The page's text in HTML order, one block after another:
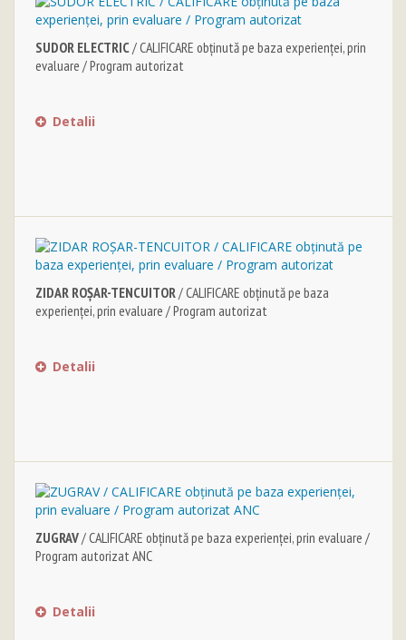
SUDOR ELECTRIC/ CALIFICARE obținută pe baza experienței, prin
evaluare / Program autorizat
Detalii
ZIDAR ROȘAR-TENCUITOR/ CALIFICARE obținută pe baza
experienței, prin evaluare / Program autorizat
Detalii
ZUGRAV/ CALIFICARE obținută pe baza experienței, prin evaluare /
Program autorizat ANC
Detalii